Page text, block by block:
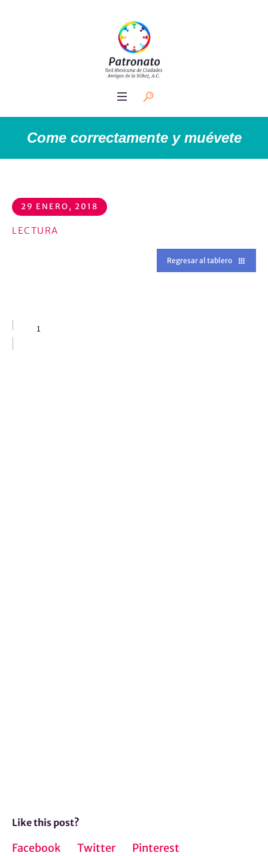
Come correctamente y muévete
29 ENERO, 2018
LECTURA
Regresar al tablero
Like this post?
Facebook Twitter Pinterest